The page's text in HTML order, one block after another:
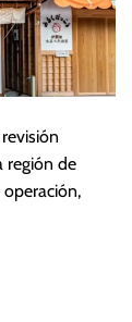
región de
operación,